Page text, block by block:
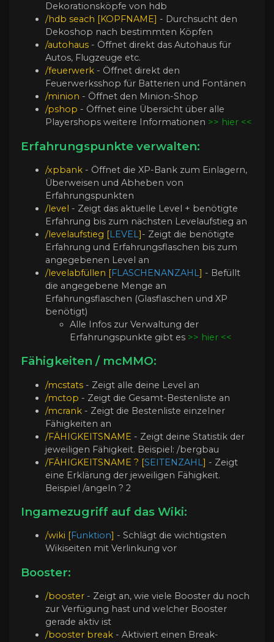
Dekorationsköpfe von hdb
/hdb seach [KOPFNAME] - Durchsucht den
Dekoshop nach bestimmten Köpfen
/autohaus - Öffnet direkt das Autohaus für
Autos, Flugzeuge etc.
/feuerwerk - Öffnet direkt den
Feuerwerksshop für Batterien und Fontänen
/minion - Öffnet den Minion-Shop
/pshop - Öffnet eine Übersicht über alle
Playershops weitere Informationen >> hier <<
Erfahrungspunkte verwalten:
/xpbank - Öffnet die XP-Bank zum Einlagern,
Überweisen und Abheben von
Erfahrungspunkten
/level - Zeigt das aktuelle Level + benötigte
Erfahrung bis zum nächsten Levelaufstieg an
/levelaufstieg [LEVEL]- Zeigt die benötigte
Erfahrung und Erfahrungsflaschen bis zum
angegebenen Level an
/levelabfüllen [FLASCHENANZAHL] - Befüllt
die angegebene Menge an
Erfahrungsflaschen (Glasflaschen und XP
benötigt)
Alle Infos zur Verwaltung der
Erfahrungspunkte gibt es >> hier <<
Fähigkeiten / mcMMO:
/mcstats - Zeigt alle deine Level an
/mctop - Zeigt die Gesamt-Bestenliste an
/mcrank - Zeigt die Bestenliste einzelner
Fähigkeiten an
/FÄHIGKEITSNAME - Zeigt deine Statistik der
jeweiligen Fähigkeit. Beispiel: /bergbau
/FÄHIGKEITSNAME ? [SEITENZAHL] - Zeigt
eine Erklärung der jeweiligen Fähigkeit.
Beispiel /angeln ? 2
Ingamezugriff auf das Wiki:
/wiki [Funktion] - Schlägt die wichtigsten
Wikiseiten mit Verlinkung vor
Booster:
/booster - Zeigt an, wie viele Booster du noch
zur Verfügung hast und welcher Booster
gerade aktiv ist
/booster break - Aktiviert einen Break-